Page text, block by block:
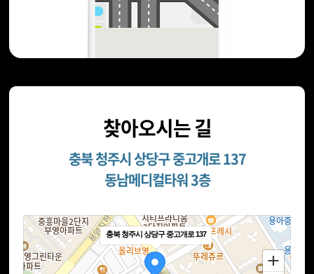
찾아오시는 길
충북 청주시 상당구 중고개로 137
동남메디컬타워 3층
충북 청주시 상당구 중고개로 137